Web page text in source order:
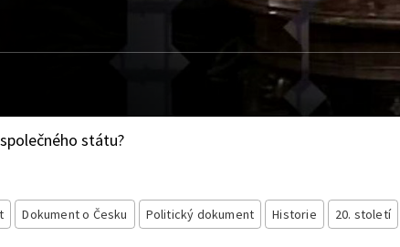
státu?
Dokument o Česku Politický dokument Historie 20. století